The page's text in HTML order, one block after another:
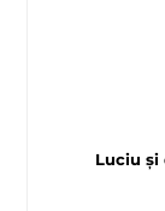
Luciu